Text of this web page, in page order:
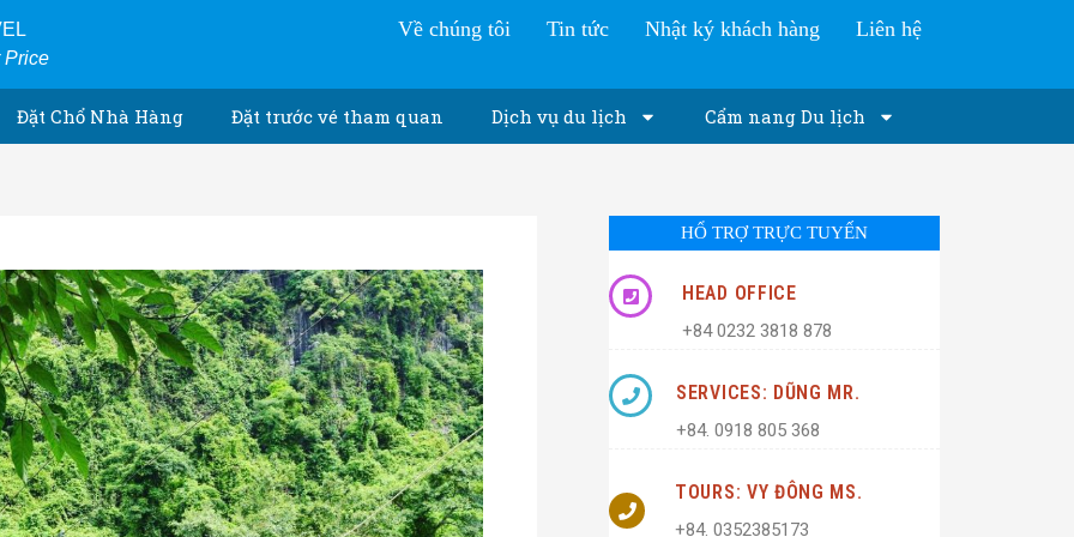
Price
Về chúng tôi Tin tức Nhật ký khách hàng Liên hệ
Đặt Chổ Nhà Hàng Đặt trước vé tham quan Dịch vụ du lịch Cẩm nang Du lịch
HỔ TRỢ TRỰC TUYẾN
HEAD OFFICE
+84 0232 3818 878
SERVICES: DŨNG MR.
+84. 0918 805 368
TOURS: VY ĐÔNG MS.
+84. 0352385173